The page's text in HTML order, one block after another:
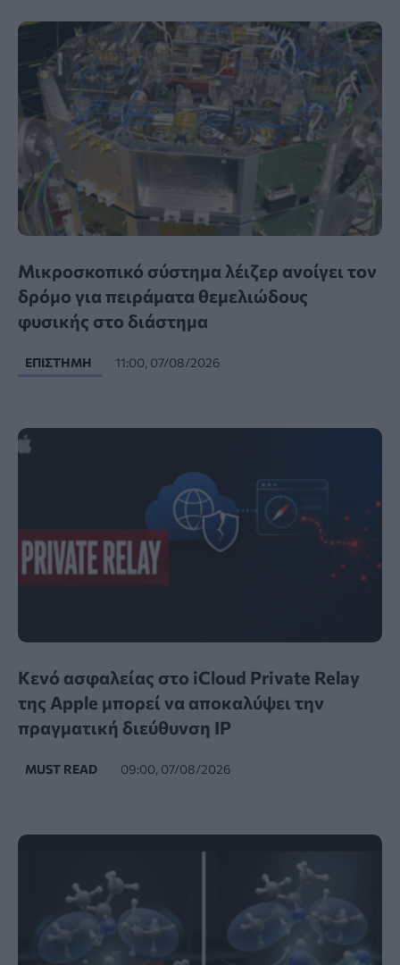
Μικροσκοπικό σύστημα λέιζερ ανοίγει τον
δρόμο για πειράματα θεμελιώδους
φυσικής στο διάστημα
ΕΠΙΣΤΉΜΗ 11:00, 07/08/2026
Κενό ασφαλείας στο iCloud Private Relay
της Apple μπορεί να αποκαλύψει την
πραγματική διεύθυνση IP
MUST READ 09:00, 07/08/2026